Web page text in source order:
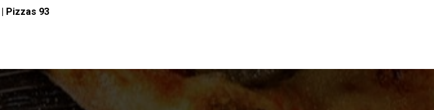
Pizzas 93